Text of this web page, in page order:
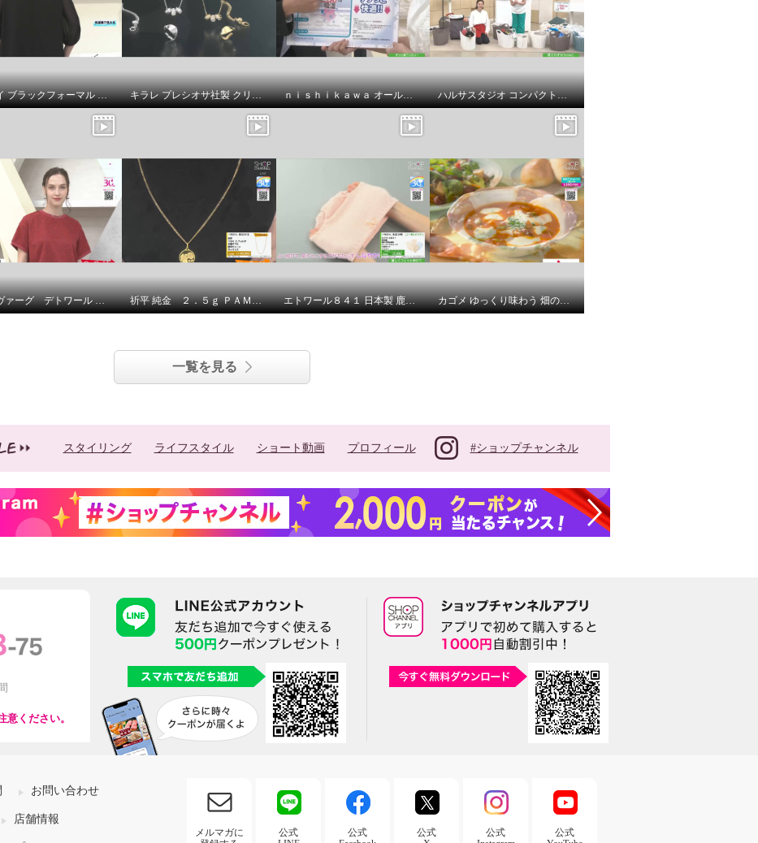
ニュイ ブラックフォーマル 洗濯機で洗える！ シフォンブラウス キラレ プレシオサ社製 クリスタルガラス トリプルロンデル ミラープレスペンダント＆ 片側用ツイストイヤーカフ キラキラ欲張りセット ｎｉｓｈｉｋａｗａ オールコットン 抗菌 リバーシブル やわらか水洗い敷きパッド ＜シングル＞ ハルサスタジオ コンパクトに収納できる 折りたためる ランドリーバスケット ２個セット
ラ ヴァーグ デトワール さりげなく決まる デイリーにもお出かけにも カットジャガード 上品プルオーバー 祈平 純金 ２．５ｇ ＰＡＭＰ社製 バラの妖精 リバーシブルコイン ペンダントトップ エトワール８４１ 日本製 鹿の子調丸編み ベーシックショーツ ５枚セット ＜Ｍ・Ｌ＞ カゴメ ゆっくり味わう 畑のごほうび １３のおいしさが いっぱい詰まった 具だくさんスープ
一覧を見る
スタイリング ライフスタイル ショート動画 プロフィール #ショップチャンネル
ください。
お問い合わせ
店舗情報
メルマガに
公式
公式
公式
公式
公式